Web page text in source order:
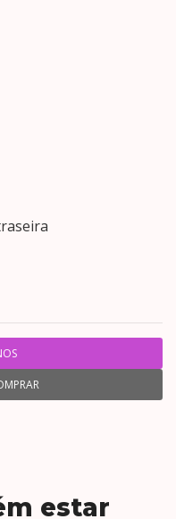
estar